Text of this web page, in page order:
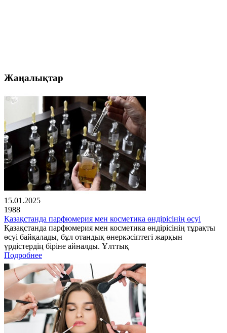
Жаңалықтар
15.01.2025
1988
Қазақстанда парфюмерия мен косметика өндірісінің өсуі
Қазақстанда парфюмерия мен косметика өндірісінің тұрақты
өсуі байқалады, бұл отандық өнеркәсіптегі жарқын
үрдістердің біріне айналды. Ұлттық
Подробнее